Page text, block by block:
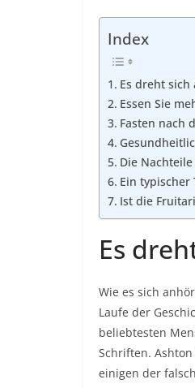
Index
Es dreht
Essen Sie
Fasten nach
Die
Ein typischer
Ist die
Es
Wie es sich
Laufe der
beliebtesten
Schriften.
einigen der